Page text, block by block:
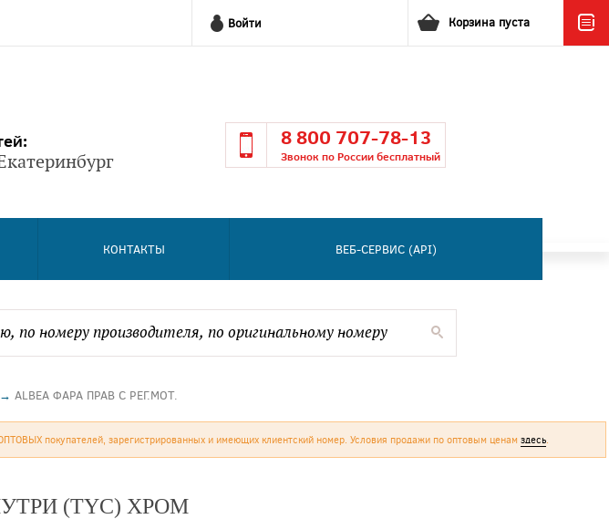
Войти Корзина пуста
8 800 707-78-13
Звонок по России бесплатный
КОНТАКТЫ ВЕБ-СЕРВИС (API)
→ ALBEA ФАРА ПРАВ С РЕГ.МОТ.
покупателей, зарегистрированных и имеющих клиентский номер. Условия продажи по оптовым ценам здесь.
(TYC) ХРОМ